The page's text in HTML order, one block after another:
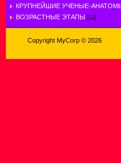
КРУПНЕЙШИЕ УЧЕНЫЕ-
ВОЗРАСТНЫЕ ЭТАПЫ [12]
Copyright MyCorp © 2026